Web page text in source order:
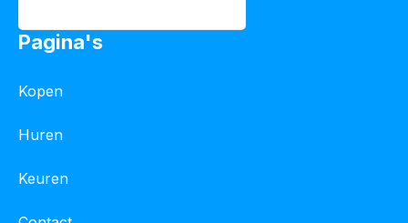
Pagina's
Kopen
Huren
Keuren